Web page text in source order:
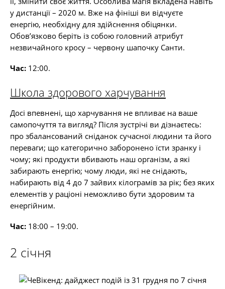
у дистанції – 2020 м. Вже на фініші ви відчуєте
енергію, необхідну для здійснення обіцянки.
Обов’язково беріть із собою головний атрибут
незвичайного кросу – червону шапочку Санти.
Час: 12:00.
Школа здорового харчування
Досі впевнені, що харчування не впливає на ваше
самопочуття та вигляд? Після зустрічі ви дізнаєтесь:
про збалансований сніданок сучасної людини та його
переваги; що категорично заборонено їсти зранку і
чому; які продукти вбивають наш організм, а які
забирають енергію; чому люди, які не снідають,
набирають від 4 до 7 зайвих кілограмів за рік; без яких
елементів у раціоні неможливо бути здоровим та
енергійним.
Час: 18:00 – 19:00.
2 січня